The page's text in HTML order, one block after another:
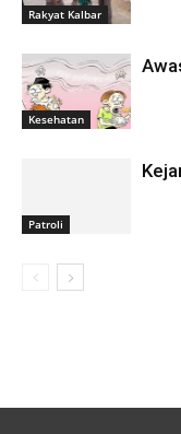
Rakyat Kalbar
Kesehatan
Patroli